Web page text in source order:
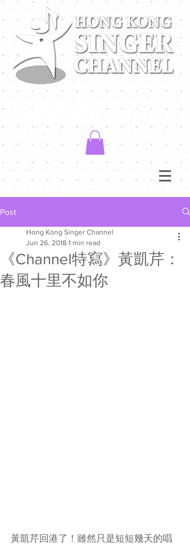
Post
《Channel特寫》黃凱芹：
春風十里不如你
Hong Kong Singer Channel
Jun 26, 2018 1 min read
黃凱芹回港了！雖然只是短短幾天的唱